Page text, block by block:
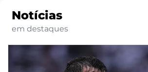
Notícias
em destaques